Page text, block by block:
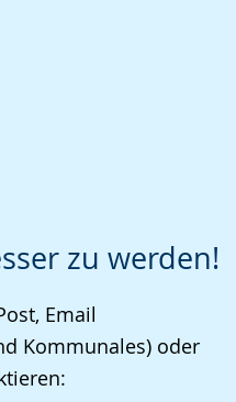
zu werden!
Email
Kommunales) oder